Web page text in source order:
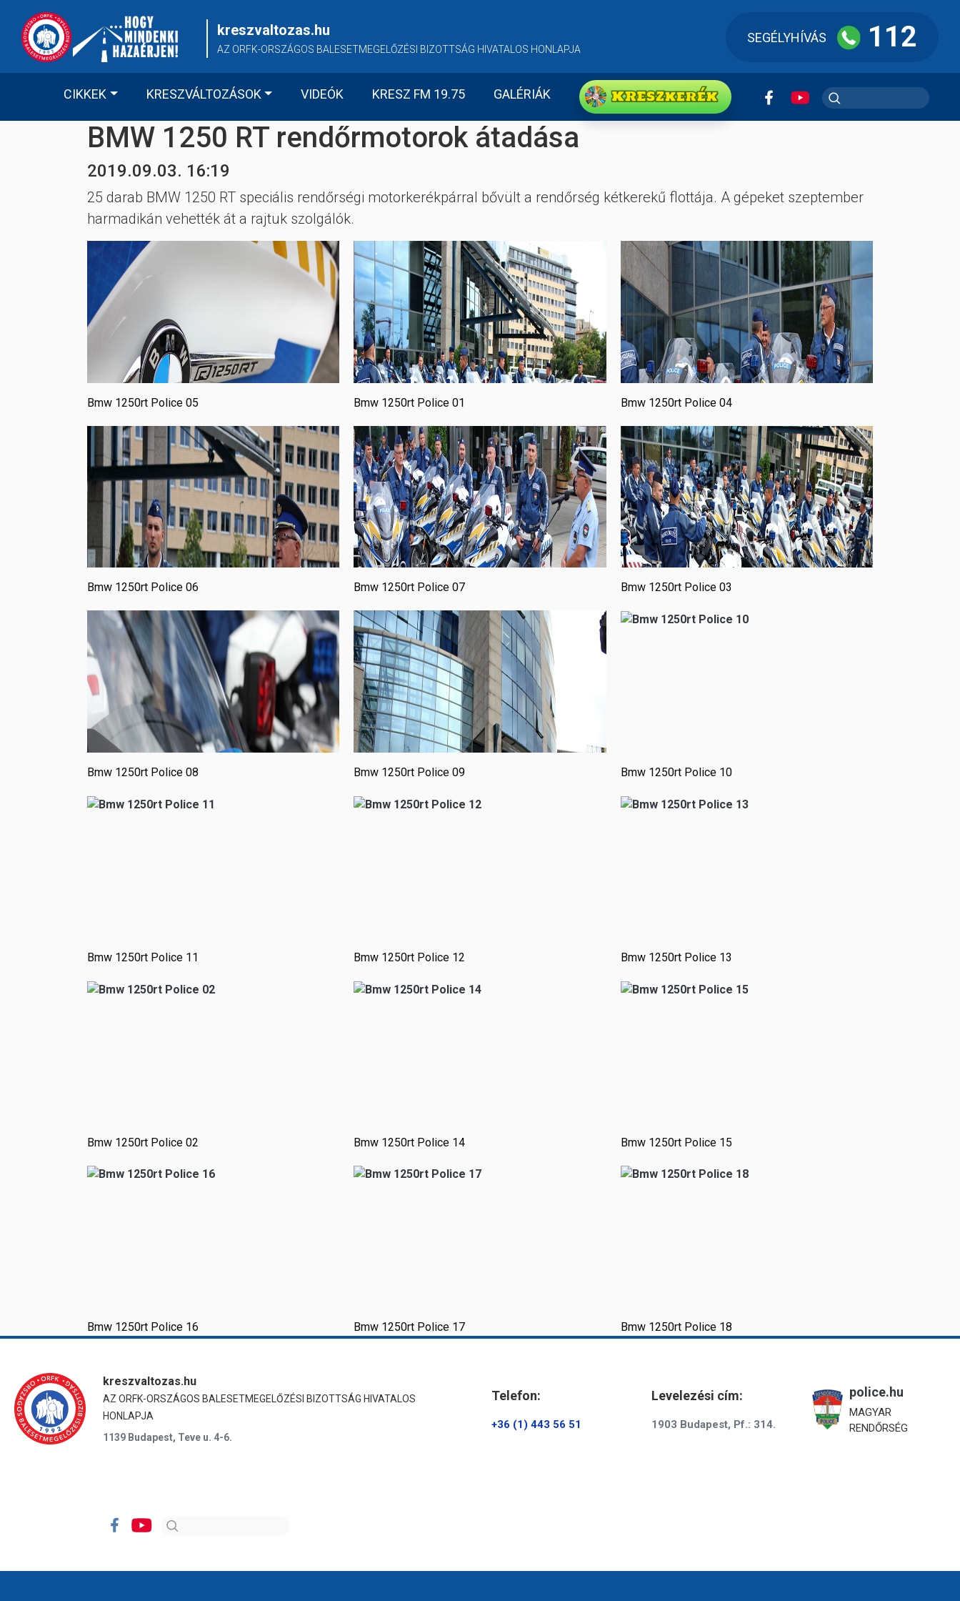
content
kreszvaltozas.hu
AZ ORFK-ORSZÁGOS BALESETMEGELŐZÉSI BIZOTTSÁG HIVATALOS HONLAPJA
SEGÉLYHÍVÁS 112
CIKKEK KRESZVÁLTOZÁSOK VIDEÓK KRESZ FM 19.75 GALÉRIÁK KRESZkerék
BMW 1250 RT rendőrmotorok átadása
2019.09.03. 16:19
25 darab BMW 1250 RT speciális rendőrségi motorkerékpárral bővült a rendőrség kétkerekű flottája. A gépeket szeptember
harmadikán vehették át a rajtuk szolgálók.
Bmw 1250rt Police 05 Bmw 1250rt Police 01 Bmw 1250rt Police 04
Bmw 1250rt Police 06 Bmw 1250rt Police 07 Bmw 1250rt Police 03
Bmw 1250rt Police 08 Bmw 1250rt Police 09 Bmw 1250rt Police 10
Bmw 1250rt Police 11 Bmw 1250rt Police 12 Bmw 1250rt Police 13
Bmw 1250rt Police 02 Bmw 1250rt Police 14 Bmw 1250rt Police 15
Bmw 1250rt Police 16 Bmw 1250rt Police 17 Bmw 1250rt Police 18
kreszvaltozas.hu
AZ ORFK-ORSZÁGOS BALESETMEGELŐZÉSI BIZOTTSÁG HIVATALOS
HONLAPJA
1139 Budapest, Teve u. 4-6.
Telefon:
+36 (1) 443 56 51
Levelezési cím:
1903 Budapest, Pf.: 314.
police.hu
MAGYAR
RENDŐRSÉG